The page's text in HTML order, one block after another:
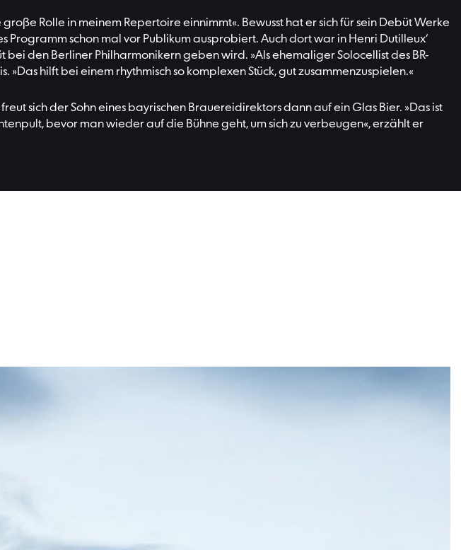
Rolle in meinem Repertoire einnimmt«. Bewusst hat er sich für sein Debüt Werke
schon mal vor Publikum ausprobiert. Auch dort war in Henri Dutilleux‘
den Berliner Philharmonikern geben wird. »Als ehemaliger Solocellist des BR-
hilft bei einem rhythmisch so komplexen Stück, gut zusammenzuspielen.«
sich der Sohn eines bayrischen Brauereidirektors dann auf ein Glas Bier. »Das ist
bevor man wieder auf die Bühne geht, um sich zu verbeugen«, erzählt er